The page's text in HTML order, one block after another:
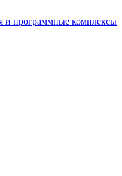
и программные комплексы